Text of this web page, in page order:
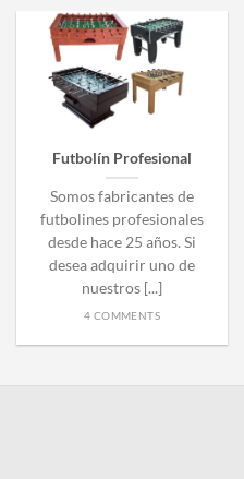
Futbolín Profesional
Somos fabricantes de
futbolines profesionales
desde hace 25 años. Si
desea adquirir uno de
nuestros [...]
4 COMMENTS